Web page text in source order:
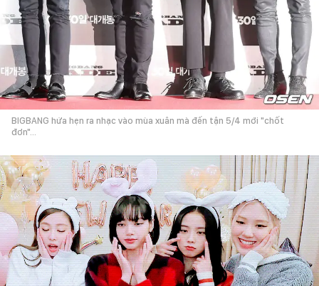
BIGBANG hứa hẹn ra nhạc vào mùa xuân mà đến tận 5/4 mới "chốt
đơn"...